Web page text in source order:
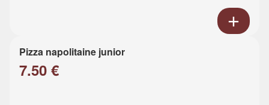
Pizza napolitaine junior
7.50 €